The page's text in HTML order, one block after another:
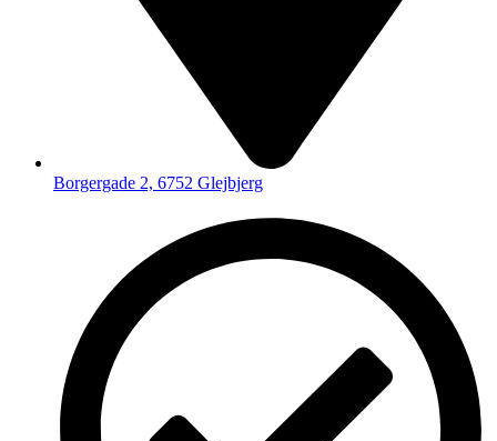
Borgergade 2, 6752 Glejbjerg